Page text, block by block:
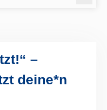
–
deine*n